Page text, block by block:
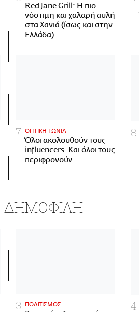
Red Jane Grill: Η πιο
νόστιμη και χαλαρή αυλή
στα Χανιά (ίσως και στην
Ελλάδα)
ΟΠΤΙΚΗ ΓΩΝΙΑ
Όλοι ακολουθούν τους
influencers. Και όλοι τους
περιφρονούν.
ΔΗΜΟΦΙΛΗ
ΠΟΛΙΤΙΣΜΟΣ